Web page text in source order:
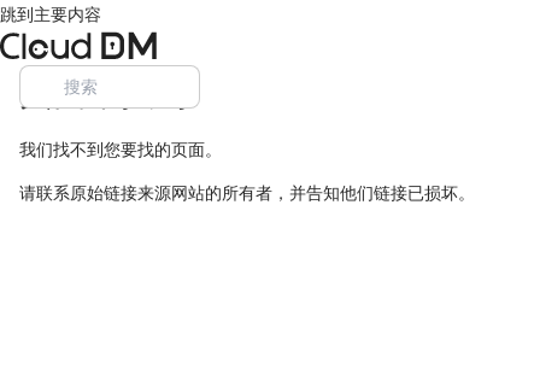
跳到主要内容
页面未找到
我们找不到您要找的页面。
请联系原始链接来源网站的所有者，并告知他们链接已损坏。